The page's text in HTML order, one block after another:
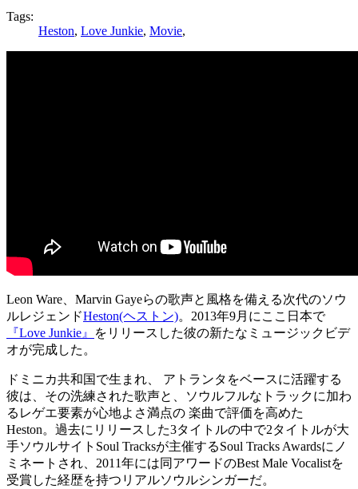
Tags:
Heston, Love Junkie, Movie,
Leon Ware、Marvin Gayeらの歌声と風格を備える次代のソウ
ルレジェンドHeston(ヘストン)。2013年9月にここ日本で
『Love Junkie』
をリリースした彼の新たなミュージックビデ
オが完成した。
ドミニカ共和国で生まれ、 アトランタをベースに活躍する
彼は、その洗練された歌声と、ソウルフルなトラックに加わ
るレゲエ要素が心地よさ満点の 楽曲で評価を高めた
Heston。過去にリリースした3タイトルの中で2タイトルが大
手ソウルサイトSoul Tracksが主催するSoul Tracks Awardsにノ
ミネートされ、2011年には同アワードのBest Male Vocalistを
受賞した経歴を持つリアルソウルシンガーだ。